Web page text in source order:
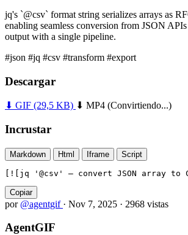
jq's `@csv` format string serializes arrays as
enabling seamless conversion from JSON
output with a single pipeline.
#json #jq #csv #transform #export
Descargar
⬇ GIF (29,5 KB) ⬇ MP4 (Convirtiendo...)
Incrustar
Markdown Html Iframe Script
[![jq '@csv' — convert JSON array to
Copiar
por @agentgif · Nov 7, 2025 · 2968 vistas
AgentGIF